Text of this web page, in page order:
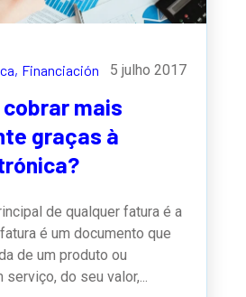
Financiación 5 julho 2017
mais
graças à
de qualquer fatura é a
é um documento que
de um produto ou
do seu valor,...